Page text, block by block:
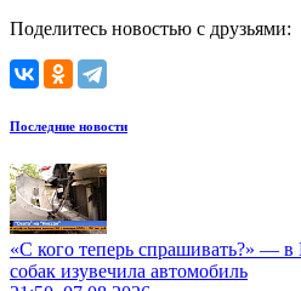
Поделитесь новостью с друзьями:
Последние новости
«С кого теперь спрашивать?» — в
собак изувечила автомобиль